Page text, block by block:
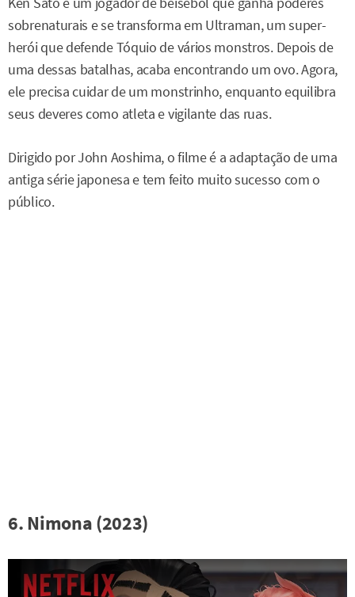
sobrenaturais e se transforma em Ultraman, um super-
herói que defende Tóquio de vários monstros. Depois de
uma dessas batalhas, acaba encontrando um ovo. Agora,
ele precisa cuidar de um monstrinho, enquanto equilibra
seus deveres como atleta e vigilante das ruas.
Dirigido por John Aoshima, o filme é a adaptação de uma
antiga série japonesa e tem feito muito sucesso com o
público.
6. Nimona (2023)